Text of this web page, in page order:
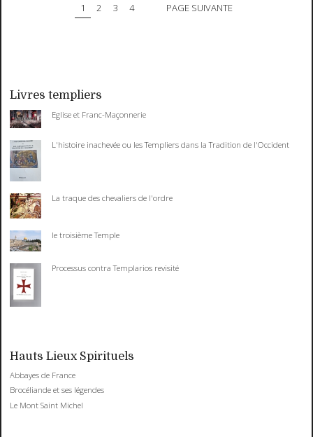
1 2 3 4 PAGE SUIVANTE
Livres templiers
Eglise et Franc-Maçonnerie
L'histoire inachevée ou les Templiers dans la Tradition de l'Occident
La traque des chevaliers de l'ordre
le troisième Temple
Processus contra Templarios revisité
Hauts Lieux Spirituels
Abbayes de France
Brocéliande et ses légendes
Le Mont Saint Michel